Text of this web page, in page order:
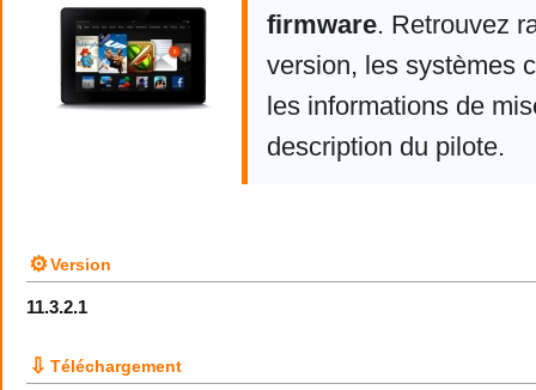
firmware. Retrouvez
version, les systèmes
les informations de
description du pilote.
⚙Version
11.3.2.1
⇩ Téléchargement